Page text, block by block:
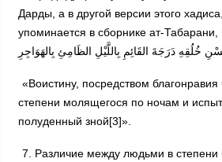
Дарды, а в другой версии этого
упоминается в сборнике ат-Табарани,
خُلُقِهِ دَرَجَةَ القَائِمِ بِاللَّيْلِ الظَامِئِ بِالهَوَاجِرِ
«Воистину, посредством благонравия
степени молящегося по ночам и
полуденный зной[3]».
7. Различие между людьми в степени